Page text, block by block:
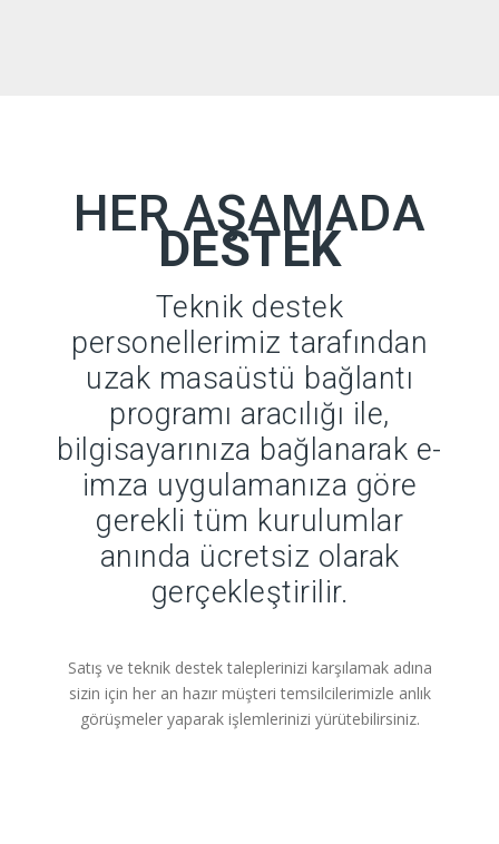
HER AŞAMADA
DESTEK
Teknik destek
personellerimiz tarafından
uzak masaüstü bağlantı
programı aracılığı ile,
bilgisayarınıza bağlanarak e-
imza uygulamanıza göre
gerekli tüm kurulumlar
anında ücretsiz olarak
gerçekleştirilir.
Satış ve teknik destek taleplerinizi karşılamak adına
sizin için her an hazır müşteri temsilcilerimizle anlık
görüşmeler yaparak işlemlerinizi yürütebilirsiniz.